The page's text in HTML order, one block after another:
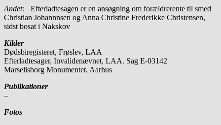
Andet: Efterladtesagen er en ansøgning om forældrerente til smed
Christian Johannnsen og Anna Christine Frederikke Christensen,
sidst bosat i Nakskov
Kilder
Dødsbiregisteret, Frøslev, LAA
Efterladtesager, Invalidenævnet, LAA. Sag E-03142
Marselisborg Monumentet, Aarhus
Publikationer
–
Fotos